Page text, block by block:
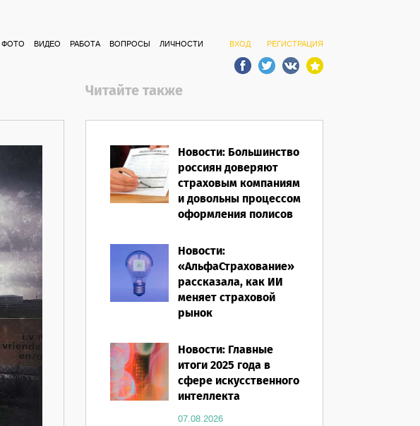
ВХОД РЕГИСТРАЦИЯ
ФОТО ВИДЕО РАБОТА ВОПРОСЫ ЛИЧНОСТИ
Читайте также
Новости: Большинство
россиян доверяют
страховым компаниям
и довольны процессом
оформления полисов
Новости:
«АльфаСтрахование»
рассказала, как ИИ
меняет страховой
рынок
Новости: Главные
итоги 2025 года в
сфере искусственного
интеллекта
07.08.2026